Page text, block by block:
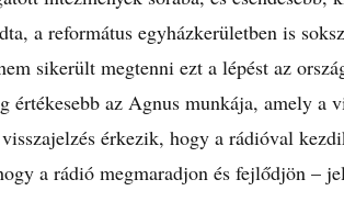
a református egyházkerületben is
sikerült megtenni ezt a lépést az
értékesebb az Agnus munkája, amely a
érkezik, hogy a rádióval
a rádió megmaradjon és fejlődjön –